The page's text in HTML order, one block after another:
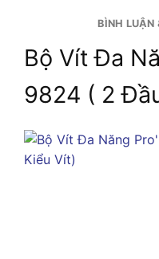
BÌNH
Bộ Vít Đa
9824 ( 2